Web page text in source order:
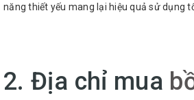
năng thiết yếu mang lại hiệu quả sử dụng
2. Địa chỉ mua